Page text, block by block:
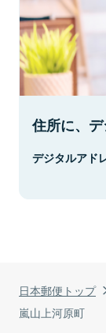
日本郵便トップ
嵐山上河原町
住所に、デ
デジタルアド